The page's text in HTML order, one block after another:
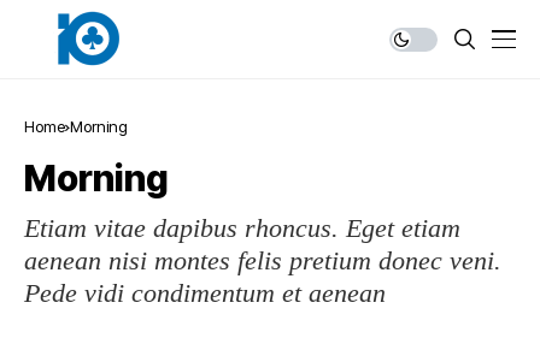
Home Morning
Morning
Etiam vitae dapibus rhoncus. Eget etiam
aenean nisi montes felis pretium donec veni.
Pede vidi condimentum et aenean